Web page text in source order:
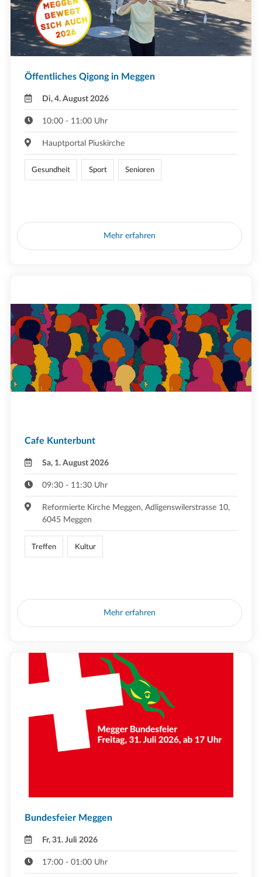
Öffentliches Qigong in Meggen
Di, 4. August 2026
10:00 - 11:00 Uhr
Hauptportal Piuskirche
Gesundheit Sport Senioren
Mehr erfahren
Cafe Kunterbunt
Sa, 1. August 2026
09:30 - 11:30 Uhr
Reformierte Kirche Meggen, Adligenswilerstrasse 10,
6045 Meggen
Treffen Kultur
Mehr erfahren
Bundesfeier Meggen
Fr, 31. Juli 2026
17:00 - 01:00 Uhr